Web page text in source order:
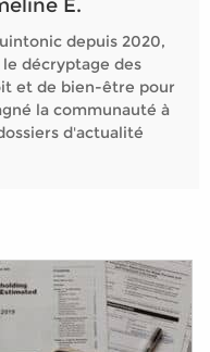
E.
depuis 2020,
le décryptage des
et de bien-être pour
la communauté à
d'actualité